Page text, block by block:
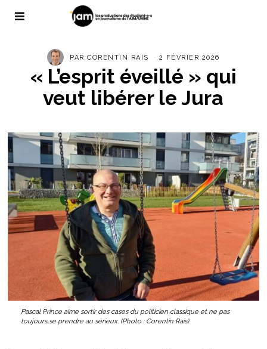
PARCORENTIN RAIS 2 FÉVRIER 2026
« L’esprit éveillé » qui
veut libérer le Jura
Pascal Prince aime sortir des cases du politicien classique et ne pas
toujours se prendre au sérieux. (Photo : Corentin Rais)